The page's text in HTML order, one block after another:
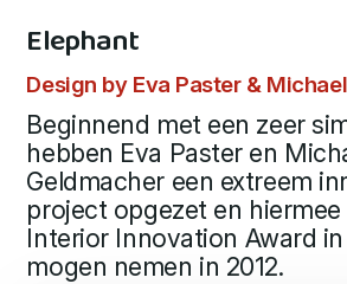
Elephant
Design by Eva Paster &
Beginnend met een zeer
hebben Eva Paster en
Geldmacher een extreem
project opgezet en
Interior Innovation Award
mogen nemen in 2012.